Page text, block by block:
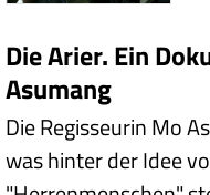
Die Arier. Ein
Asumang
Die Regisseurin Mo
was hinter der Idee